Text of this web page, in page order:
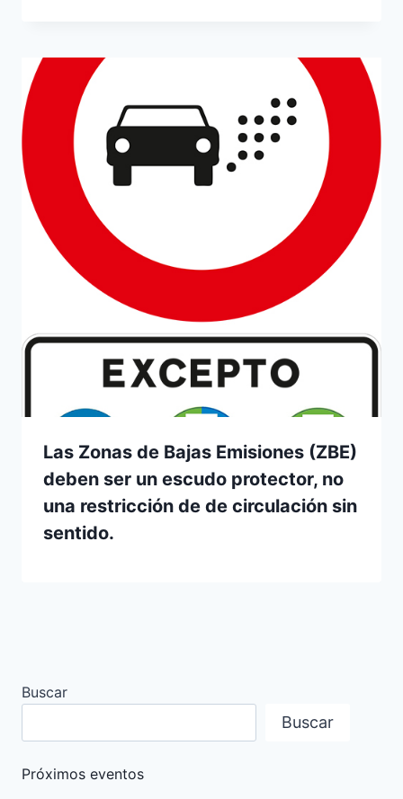
Las Zonas de Bajas Emisiones (ZBE)
deben ser un escudo protector, no
una restricción de de circulación sin
sentido.
Buscar
Buscar
Próximos eventos